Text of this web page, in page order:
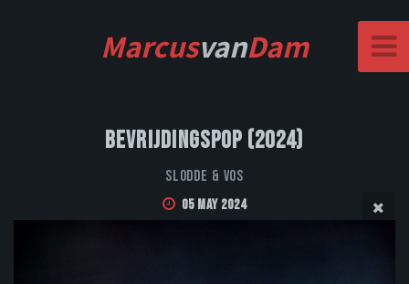
MarcusvanDam
Bevrijdingspop (2024)
Slodde & Vos
05 May 2024